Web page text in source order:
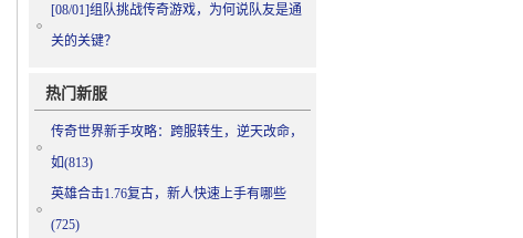
[08/01]组队挑战传奇游戏，为何说队友是通
关的关键？
热门新服
传奇世界新手攻略：跨服转生，逆天改命，
如(813)
英雄合击1.76复古，新人快速上手有哪些
(725)